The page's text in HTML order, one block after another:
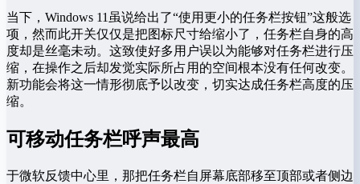
当下，Windows 11虽说给出了“使用更小的任务栏按钮”这般选
项，然而此开关仅仅是把图标尺寸给缩小了，任务栏自身的高
度却是丝毫未动。这致使好多用户误以为能够对任务栏进行压
缩，在操作之后却发觉实际所占用的空间根本没有任何改变。
新功能会将这一情形彻底予以改变，切实达成任务栏高度的压
缩。
可移动任务栏呼声最高
于微软反馈中心里，那把任务栏自屏幕底部移至顶部或者侧边